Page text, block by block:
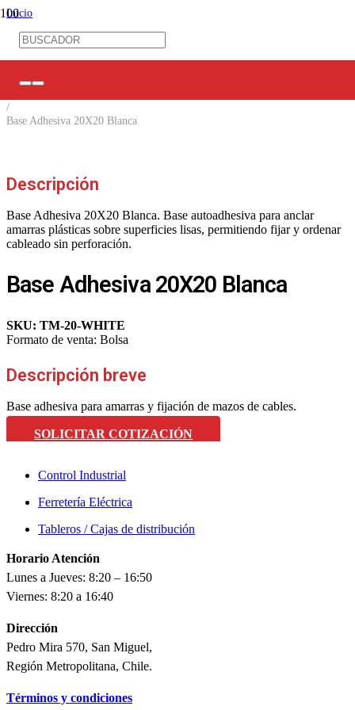
Inicio
Ferretería Eléctrica
/
Base Adhesiva 20X20 Blanca
Descripción
Base Adhesiva 20X20 Blanca. Base autoadhesiva para anclar
amarras plásticas sobre superficies lisas, permitiendo fijar y ordenar
cableado sin perforación.
Base Adhesiva 20X20 Blanca
SKU: TM-20-WHITE
Formato de venta: Bolsa
Descripción breve
Base adhesiva para amarras y fijación de mazos de cables.
SOLICITAR COTIZACIÓN
Control Industrial
Ferretería Eléctrica
Tableros / Cajas de distribución
Horario Atención
Lunes a Jueves: 8:20 – 16:50
Viernes: 8:20 a 16:40
Dirección
Pedro Mira 570, San Miguel,
Región Metropolitana, Chile.
Términos y condiciones